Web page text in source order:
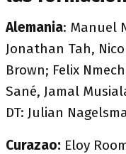
Alemania: Manuel
Jonathan Tah,
Brown; Felix
Sané, Jamal
DT: Julian
Curazao: Eloy